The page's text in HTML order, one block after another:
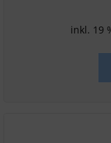
inkl. 19